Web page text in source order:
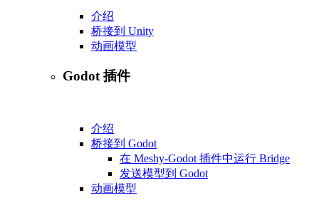
介绍
桥接到 Unity
动画模型
Godot 插件
介绍
桥接到 Godot
在 Meshy-Godot 插件中运行 Bridge
发送模型到 Godot
动画模型